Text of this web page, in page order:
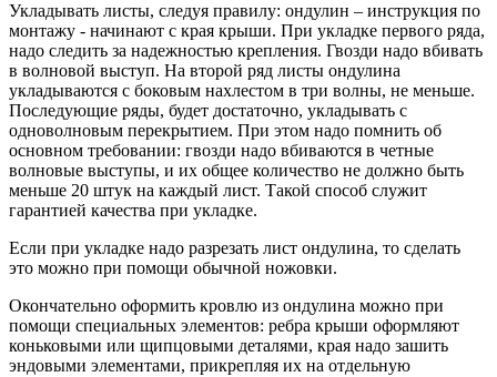
Укладывать листы, следуя правилу: ондулин – инструкция по
монтажу - начинают с края крыши. При укладке первого ряда,
надо следить за надежностью крепления. Гвозди надо вбивать
в волновой выступ. На второй ряд листы ондулина
укладываются с боковым нахлестом в три волны, не меньше.
Последующие ряды, будет достаточно, укладывать с
одноволновым перекрытием. При этом надо помнить об
основном требовании: гвозди надо вбиваются в четные
волновые выступы, и их общее количество не должно быть
меньше 20 штук на каждый лист. Такой способ служит
гарантией качества при укладке.
Если при укладке надо разрезать лист ондулина, то сделать
это можно при помощи обычной ножовки.
Окончательно оформить кровлю из ондулина можно при
помощи специальных элементов: ребра крыши оформляют
коньковыми или щипцовыми деталями, края надо зашить
эндовыми элементами, прикрепляя их на отдельную